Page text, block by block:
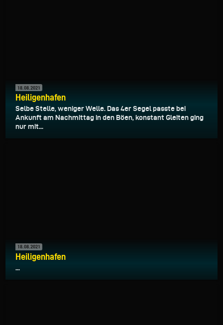
18.08.2021
Heiligenhafen
Selbe Stelle, weniger Welle. Das 4er Segel passte bei
Ankunft am Nachmittag in den Böen, konstant Gleiten ging
nur mit...
18.08.2021
Heiligenhafen
...